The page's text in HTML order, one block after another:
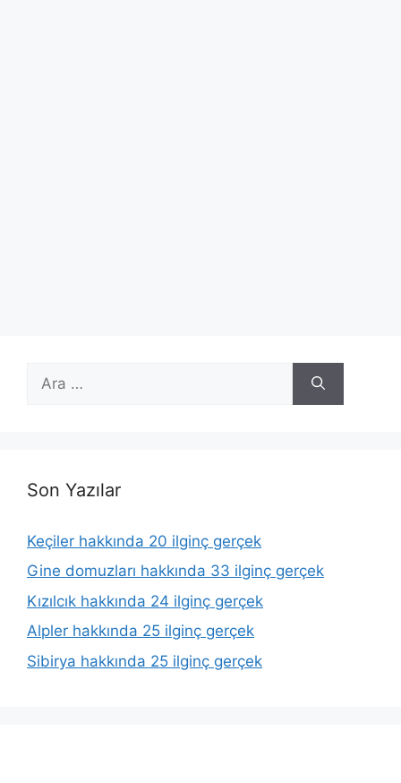
ara
Son Yazılar
Keçiler hakkında 20 ilginç gerçek
Gine domuzları hakkında 33 ilginç gerçek
Kızılcık hakkında 24 ilginç gerçek
Alpler hakkında 25 ilginç gerçek
Sibirya hakkında 25 ilginç gerçek